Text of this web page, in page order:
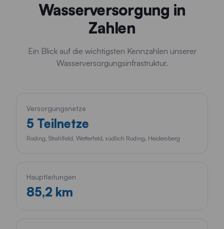
Wasserversorgung in
Zahlen
Ein Blick auf die wichtigsten Kennzahlen unserer
Wasserversorgungsinfrastruktur.
Versorgungsnetze
5 Teilnetze
Roding, Strahlfeld, Wetterfeld, südlich Roding, Heidersberg
Hauptleitungen
85,2 km